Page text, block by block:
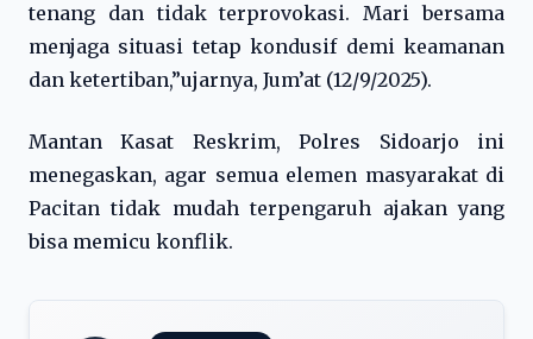
tenang dan tidak terprovokasi. Mari bersama
menjaga situasi tetap kondusif demi keamanan
dan ketertiban,”ujarnya, Jum’at (12/9/2025).
Mantan Kasat Reskrim, Polres Sidoarjo ini
menegaskan, agar semua elemen masyarakat di
Pacitan tidak mudah terpengaruh ajakan yang
bisa memicu konflik.